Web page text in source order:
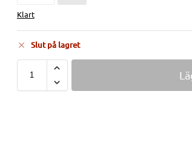
Klart
Slut på lagret